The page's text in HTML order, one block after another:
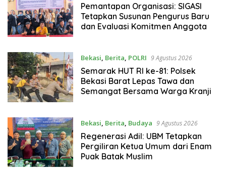
Pemantapan Organisasi: SIGASI
Tetapkan Susunan Pengurus Baru
dan Evaluasi Komitmen Anggota
Bekasi, Berita, POLRI 9 Agustus 2026
Semarak HUT RI ke-81: Polsek
Bekasi Barat Lepas Tawa dan
Semangat Bersama Warga Kranji
Bekasi, Berita, Budaya 9 Agustus 2026
Regenerasi Adil: UBM Tetapkan
Pergiliran Ketua Umum dari Enam
Puak Batak Muslim